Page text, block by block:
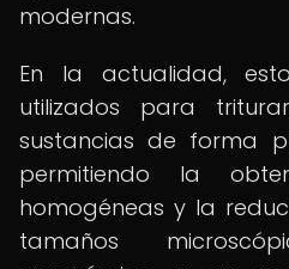
modernas.
En la actualidad,
utilizados para
sustancias de forma
permitiendo la
homogéneas y la
tamaños